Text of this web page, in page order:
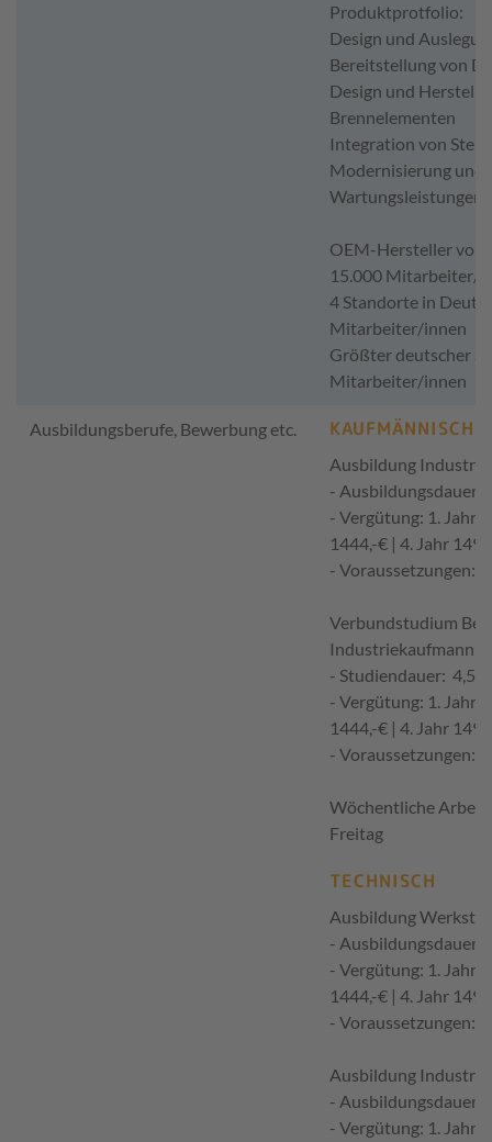
Produktprotfolio:
Design und
Bereitstellung von
Design und
Brennelementen
Integration von
Modernisierung und
Wartungsleistungen
OEM-Hersteller von
15.000 Mitarbeiter/
4 Standorte in
Mitarbeiter/innen
Größter deutscher
Mitarbeiter/innen
Ausbildungsberufe, Bewerbung etc. KAUFMÄNNISCH
Ausbildung
- Ausbildungsdauer:
- Vergütung: 1. Jahr
1444,-€ | 4. Jahr
- Voraussetzungen:
Verbundstudium
Industriekaufmann
- Studiendauer: 4,5
- Vergütung: 1. Jahr
1444,-€ | 4. Jahr
- Voraussetzungen:
Wöchentliche
Freitag
TECHNISCH
Ausbildung
- Ausbildungsdauer:
- Vergütung: 1. Jahr
1444,-€ | 4. Jahr
- Voraussetzungen:
Ausbildung
- Ausbildungsdauer:
- Vergütung: 1. Jahr